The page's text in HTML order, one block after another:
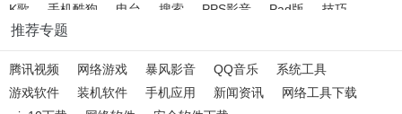
K歌
手机酷狗 电台 搜索 PPS影音 Pad版
技巧
啥意思
网络电影
推荐专题
腾讯视频 网络游戏 暴风影音 QQ音乐
系统工具
游戏软件
装机软件 手机应用 新闻资讯
网络工具下载